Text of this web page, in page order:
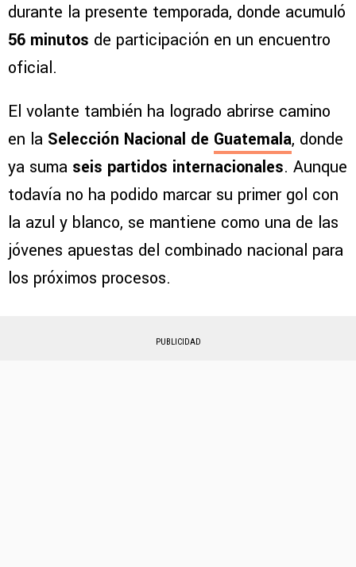
durante la presente temporada, donde acumuló
56 minutos de participación en un encuentro
oficial.
El volante también ha logrado abrirse camino
en la Selección Nacional de Guatemala, donde
ya suma seis partidos internacionales. Aunque
todavía no ha podido marcar su primer gol con
la azul y blanco, se mantiene como una de las
jóvenes apuestas del combinado nacional para
los próximos procesos.
PUBLICIDAD